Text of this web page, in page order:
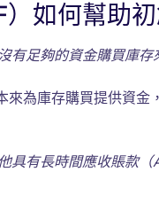
如何幫助
有足夠的資金購買庫存
為庫存購買提供資金
具有長時間應收賬款